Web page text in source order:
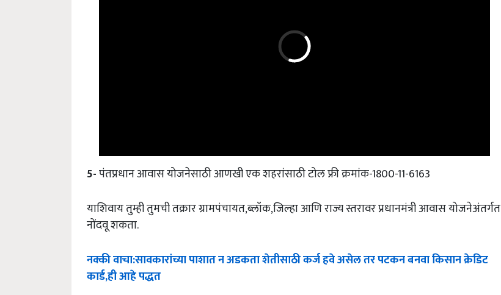
5- पंतप्रधान आवास योजनेसाठी आणखी एक शहरांसाठी टोल फ्री क्रमांक-1800-11-6163
याशिवाय तुम्ही तुमची तक्रार ग्रामपंचायत,ब्लॉक,जिल्हा आणि राज्य स्तरावर प्रधानमंत्री आवास योजनेअंतर्गत
नोंदवू शकता.
नक्कीवाचा:सावकारांच्यापाशातनअडकताशेतीसाठीकर्जहवेअसेलतरपटकनबनवाकिसानक्रेडिट
कार्डहीआहेपद्धत